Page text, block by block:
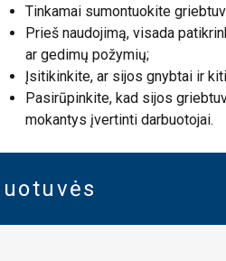
Tinkamai sumontuokite
Prieš naudojimą, visada
ar gedimų požymių;
Įsitikinkite, ar sijos gnybtai ir
Pasirūpinkite, kad sijos
mokantys įvertinti darbuotojai.